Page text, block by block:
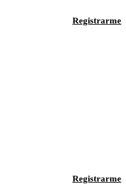
Registrarme
Registrarme